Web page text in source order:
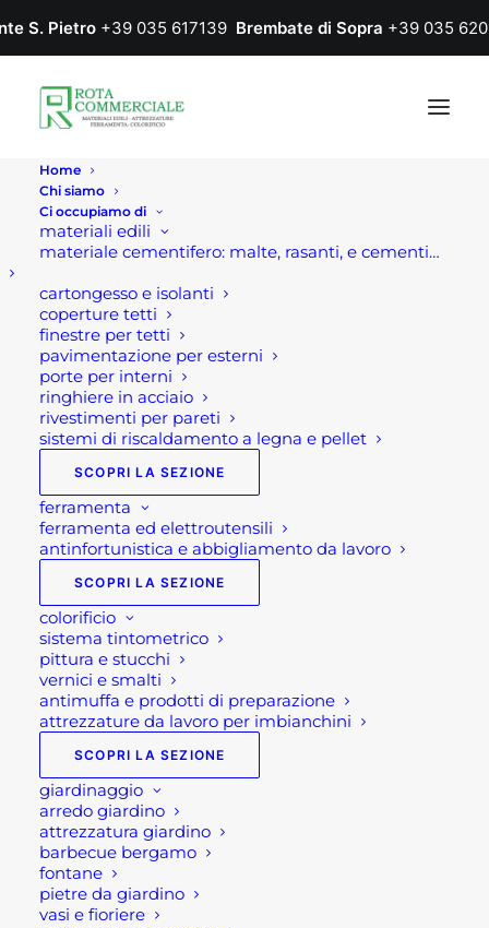
S. Pietro +39 035 617139 Brembate di Sopra +39 035
Home
Chi siamo
Ci occupiamo di
materiali edili
materiale cementifero: malte, rasanti, e cementi…
cartongesso e isolanti
coperture tetti
finestre per tetti
pavimentazione per esterni
porte per interni
ringhiere in acciaio
rivestimenti per pareti
sistemi di riscaldamento a legna e pellet
SCOPRI LA SEZIONE
ferramenta
ferramenta ed elettroutensili
antinfortunistica e abbigliamento da lavoro
SCOPRI LA SEZIONE
colorificio
sistema tintometrico
pittura e stucchi
vernici e smalti
antimuffa e prodotti di preparazione
attrezzature da lavoro per imbianchini
SCOPRI LA SEZIONE
giardinaggio
arredo giardino
attrezzatura giardino
barbecue bergamo
fontane
pietre da giardino
vasi e fioriere
IN
SALOTTO GIARDINO IN
CORDA GRIGIO CHIARO
FORMENTERA 2P
1.600,00€ Il
prezzo
1.170,00
Salotto giardino in corda